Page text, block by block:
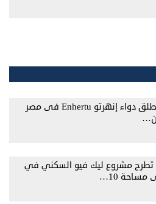
أسترازينيكا تطلق دواء إنهرتو Enhertu فى مصر
تطرح مشروع ليك فيو السكني في
10…